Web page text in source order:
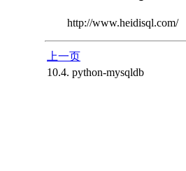
http://www.heidisql.com/
上一页
10.4. python-mysqldb